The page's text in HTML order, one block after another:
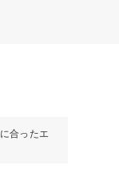
合ったエ